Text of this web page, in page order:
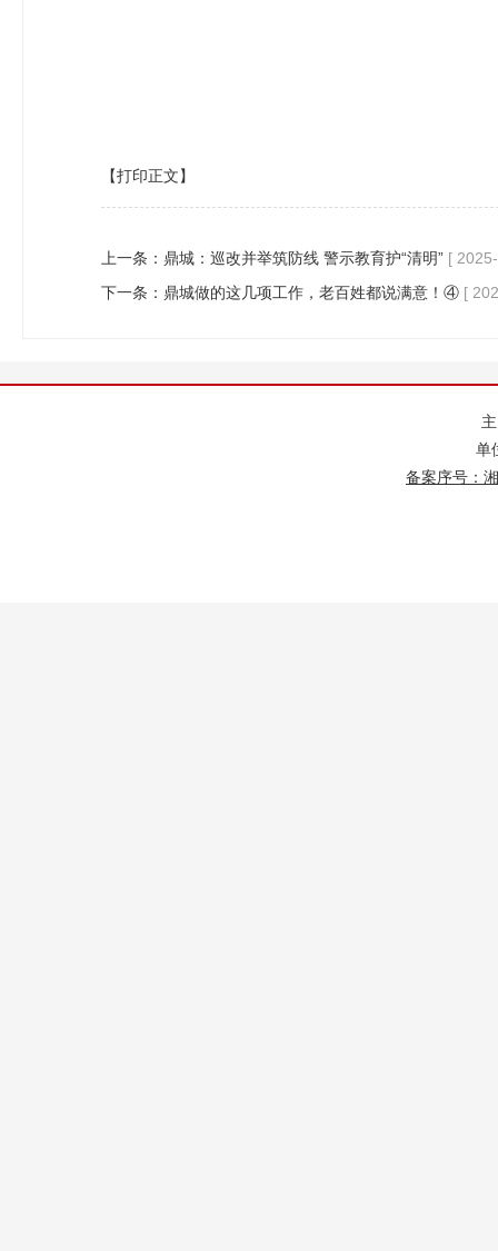
【打印正文】
上一条： 鼎城：巡改并举筑防线 警示教育护“清明” [
下一条： 鼎城做的这几项工作，老百姓都说满意！④ [
单
备案序号：